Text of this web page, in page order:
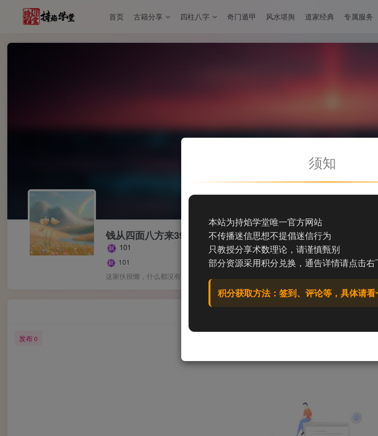
首页 古籍分享 四柱八字 奇门遁甲 风水堪舆 道家经典 专属服务
钱从四面八方来3943
101
101
这家伙很懒，什么都没有写...
发布0
须知
本站为持焰学堂唯一官方网站
不传播迷信思想不提倡迷信行为
只教授分享术数理论，请谨慎甄别
部分资源采用积分兑换，通告详情请点击右
积分获取方法：签到、评论等，具体请